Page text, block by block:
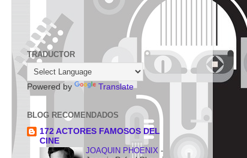
TRADUCTOR
Powered by Translate
BLOG RECOMENDADOS
172 ACTORES FAMOSOS DEL
CINE
JOAQUIN PHOENIX -